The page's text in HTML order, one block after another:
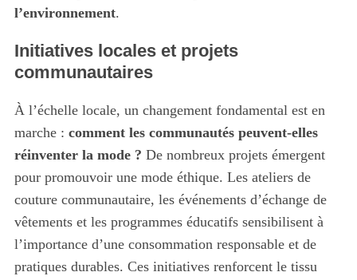
l’environnement.
Initiatives locales et projets
communautaires
À l’échelle locale, un changement fondamental est en
marche : comment les communautés peuvent-elles
réinventer la mode ? De nombreux projets émergent
pour promouvoir une mode éthique. Les ateliers de
couture communautaire, les événements d’échange de
vêtements et les programmes éducatifs sensibilisent à
l’importance d’une consommation responsable et de
pratiques durables. Ces initiatives renforcent le tissu